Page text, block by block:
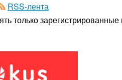
RSS-лента
толькозарегистрированные